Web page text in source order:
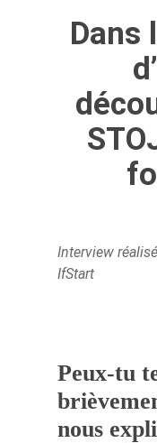
Dans
Interview
IfStart
Peux-tu
nous